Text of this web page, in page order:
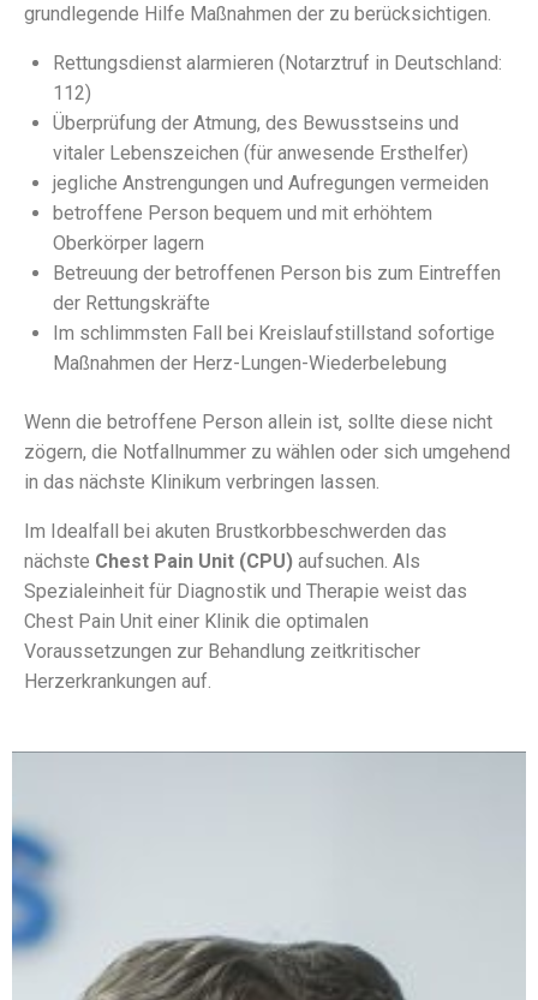
grundlegende Hilfe Maßnahmen der zu berücksichtigen.
Rettungsdienst alarmieren (Notarztruf in Deutschland:
112)
Überprüfung der Atmung, des Bewusstseins und
vitaler Lebenszeichen (für anwesende Ersthelfer)
jegliche Anstrengungen und Aufregungen vermeiden
betroffene Person bequem und mit erhöhtem
Oberkörper lagern
Betreuung der betroffenen Person bis zum Eintreffen
der Rettungskräfte
Im schlimmsten Fall bei Kreislaufstillstand sofortige
Maßnahmen der Herz-Lungen-Wiederbelebung
Wenn die betroffene Person allein ist, sollte diese nicht
zögern, die Notfallnummer zu wählen oder sich umgehend
in das nächste Klinikum verbringen lassen.
Im Idealfall bei akuten Brustkorbbeschwerden das
nächste Chest Pain Unit (CPU) aufsuchen. Als
Spezialeinheit für Diagnostik und Therapie weist das
Chest Pain Unit einer Klinik die optimalen
Voraussetzungen zur Behandlung zeitkritischer
Herzerkrankungen auf.